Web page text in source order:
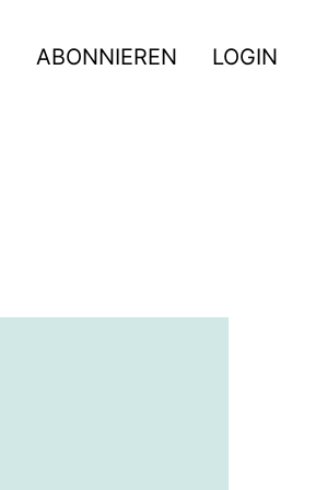
ABONNIEREN LOGIN